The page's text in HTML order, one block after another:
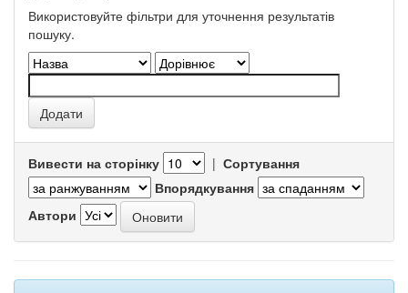
Використовуйте фільтри для уточнення результатів
пошуку.
Вивести на сторінку | Сортування
Впорядкування
Автори